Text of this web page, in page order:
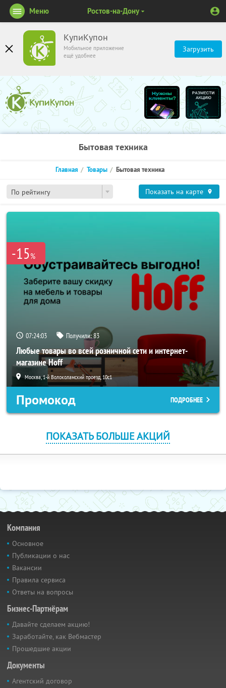
КупиКупон
Мобильное приложение
ещё удобнее
Загрузить
Меню Ростов-на-Дону
Бытовая техника
По рейтингу
Главная Товары Бытовая техника
Показать на карте
-15%
07:24:03 Получили:83
Любые товары во всей розничной сети и интернет-
магазине Hoff
Москва, 1-й Волоколамский проезд, 10с1
Промокод ПОДРОБНЕЕ
ПОКАЗАТЬ БОЛЬШЕ АКЦИЙ
Компания
Основное
Публикации о нас
Вакансии
Правила сервиса
Ответы на вопросы
Бизнес-Партнёрам
Давайте сделаем акцию!
Заработайте, как Вебмастер
Прошедшие акции
Документы
Агентский договор